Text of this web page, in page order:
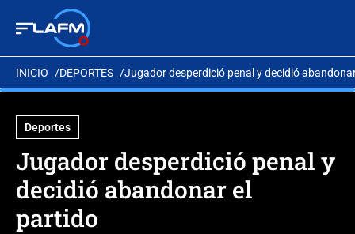
INICIO DEPORTES Jugador desperdició penal y decidió
Deportes
Jugador desperdició penal y
decidió abandonar el
partido